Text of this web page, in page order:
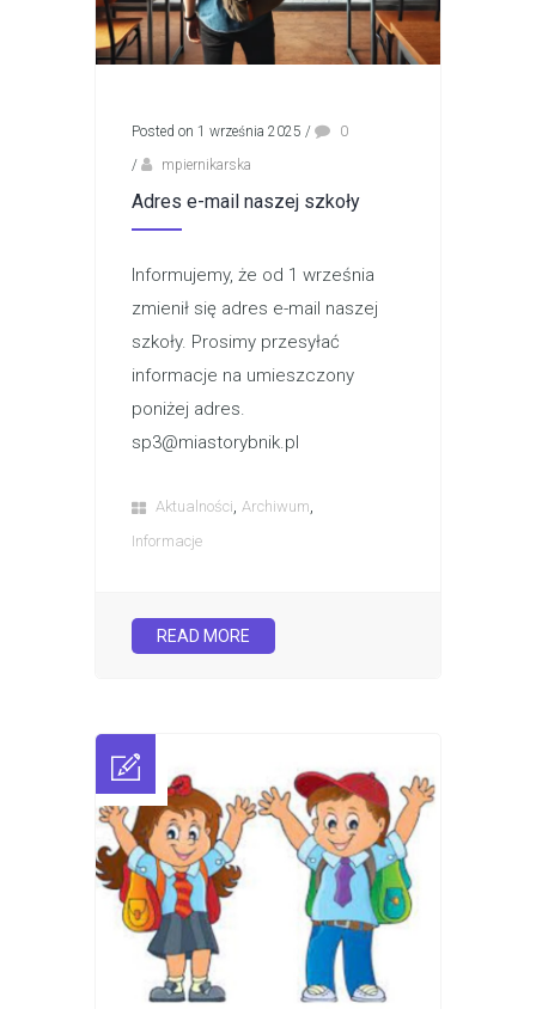
Posted on 1 września 2025 /
0
/
mpiernikarska
Adres e-mail naszej szkoły
Informujemy, że od 1 września
zmienił się adres e-mail naszej
szkoły. Prosimy przesyłać
informacje na umieszczony
poniżej adres.
sp3@miastorybnik.pl
Aktualności Archiwum
Informacje
READ MORE